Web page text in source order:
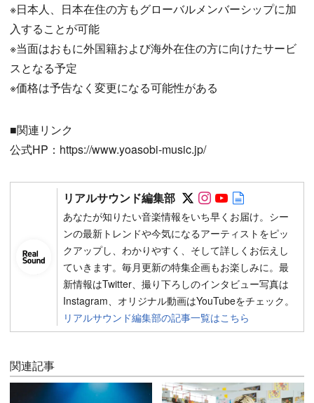
※日本人、日本在住の方もグローバルメンバーシップに加
入することが可能
※当面はおもに外国籍および海外在住の方に向けたサービ
スとなる予定
※価格は予告なく変更になる可能性がある
■関連リンク
公式HP：https://www.yoasobi-music.jp/
リアルサウンド編集部 Follow on SNS
Follow on SNS
Follow on
あなたが知りたい音楽情報をいち早くお届け。シー
ンの最新トレンドや今気になるアーティストをピッ
クアップし、わかりやすく、そして詳しくお伝えし
ていきます。毎月更新の特集企画もお楽しみに。最
新情報はTwitter、撮り下ろしのインタビュー写真は
Instagram、オリジナル動画はYouTubeをチェック。
リアルサウンド編集部の記事一覧はこちら
関連記事